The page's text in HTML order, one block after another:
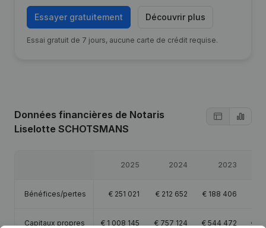
Essayer gratuitement Découvrir plus
Essai gratuit de 7 jours, aucune carte de crédit requise.
Données financières de Notaris
Liselotte SCHOTSMANS
2025 2024 2023
Bénéfices/pertes € 251 021 € 212 652 € 188 406
Capitaux propres € 1 008 145 € 757 124 € 544 472 €